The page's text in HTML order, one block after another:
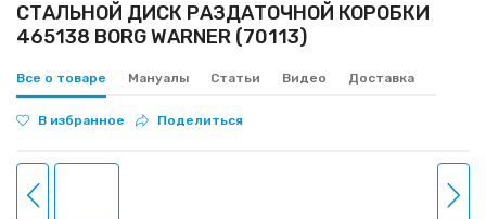
СТАЛЬНОЙ ДИСК РАЗДАТОЧНОЙ КОРОБКИ
465138 BORG WARNER (70113)
Все о товаре Мануалы Статьи Видео Доставка
В избранное Поделиться